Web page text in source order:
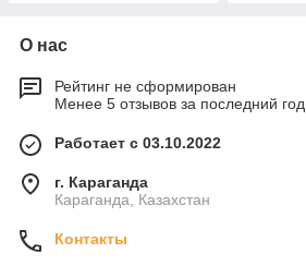
О нас
Рейтинг не сформирован
Менее 5 отзывов за последний год
Работает с 03.10.2022
г. Караганда
Караганда, Казахстан
Контакты